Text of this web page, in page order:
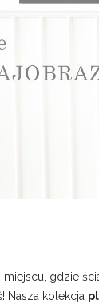
miejscu, gdzie
Nasza kolekcja